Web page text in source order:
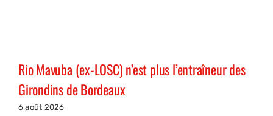
Rio Mavuba (ex-LOSC) n’est plus l’entraîneur des
Girondins de Bordeaux
6 août 2026